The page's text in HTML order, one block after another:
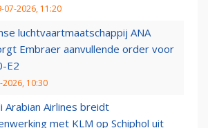
07-2026, 11:20
luchtvaartmaatschappij ANA
Embraer aanvullende order voor
E2
2026, 10:30
Arabian Airlines breidt
met KLM op Schiphol uit